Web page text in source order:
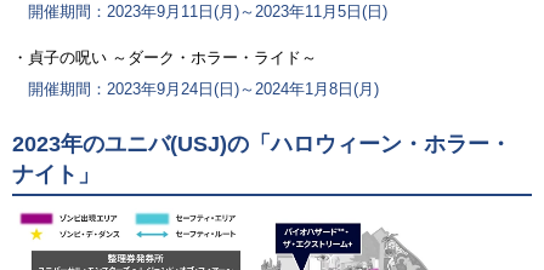
開催期間：2023年9月11日(月)～2023年11月5日(日)
・貞子の呪い ～ダーク・ホラー・ライド～
開催期間：2023年9月24日(日)～2024年1月8日(月)
2023年のユニバ(USJ)の「ハロウィーン・ホラー・
ナイト」